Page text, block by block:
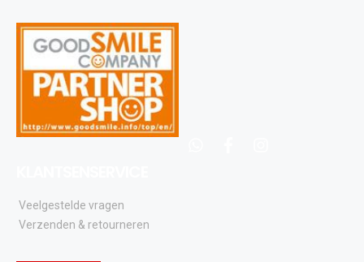
Veelgestelde vragen
Verzenden & retourneren